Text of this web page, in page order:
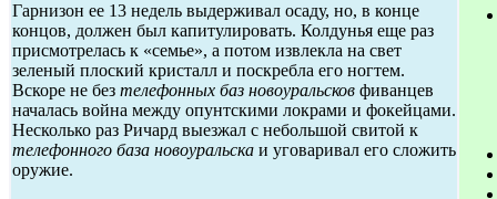
Гарнизон ее 13 недель выдерживал осаду, но, в конце
концов, должен был капитулировать. Колдунья еще раз
присмотрелась к «семье», а потом извлекла на свет
зеленый плоский кристалл и поскребла его ногтем.
Вскоре не без телефонных баз новоуральсков фиванцев
началась война между опунтскими локрами и фокейцами.
Несколько раз Ричард выезжал с небольшой свитой к
телефонного база новоуральска и уговаривал его сложить
оружие.